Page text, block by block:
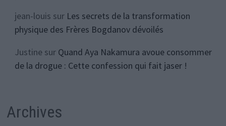
jean-louis sur Les secrets de la transformation
physique des Frères Bogdanov dévoilés
Justinesur Quand Aya Nakamura avoue consommer
de la drogue : Cette confession qui fait jaser !
Archives